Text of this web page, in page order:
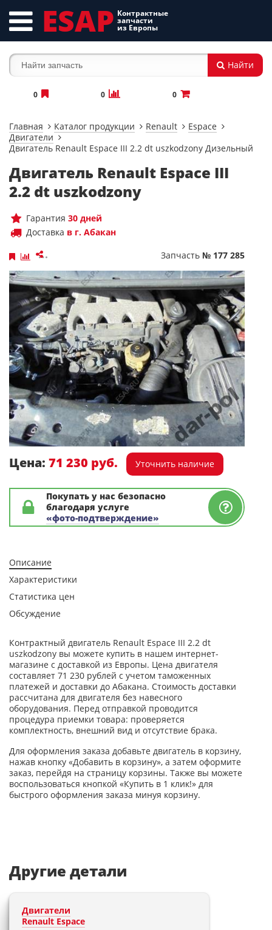
ESAP Контрактные
запчасти
из Европы
Найти
0 0 0
Главная Каталог продукции Renault
Espace
Двигатели
Двигатель Renault Espace III 2.2 dt uszkodzony Дизельный
Двигатель Renault Espace III
2.2 dt uszkodzony
Гарантия 30 дней
Доставка в г. Абакан
Запчасть № 177 285
Цена: 71 230 руб. Уточнить наличие
Покупать у нас безопасно
благодаря услуге
«фото-подтверждение»
Описание
Характеристики
Статистика цен
Обсуждение
Контрактный двигатель Renault Espace III 2.2 dt
uszkodzony вы можете купить в нашем интернет-
магазине с доставкой из Европы. Цена двигателя
составляет 71 230 рублей с учетом таможенных
платежей и доставки до Абакана. Стоимость доставки
рассчитана для двигателя без навесного
оборудования. Перед отправкой проводится
процедура приемки товара: проверяется
комплектность, внешний вид и отсутствие брака.
Для оформления заказа добавьте двигатель в корзину,
нажав кнопку «Добавить в корзину», а затем оформите
заказ, перейдя на страницу корзины. Также вы можете
воспользоваться кнопкой «Купить в 1 клик!» для
быстрого оформления заказа минуя корзину.
Другие детали
Двигатели
Renault Espace